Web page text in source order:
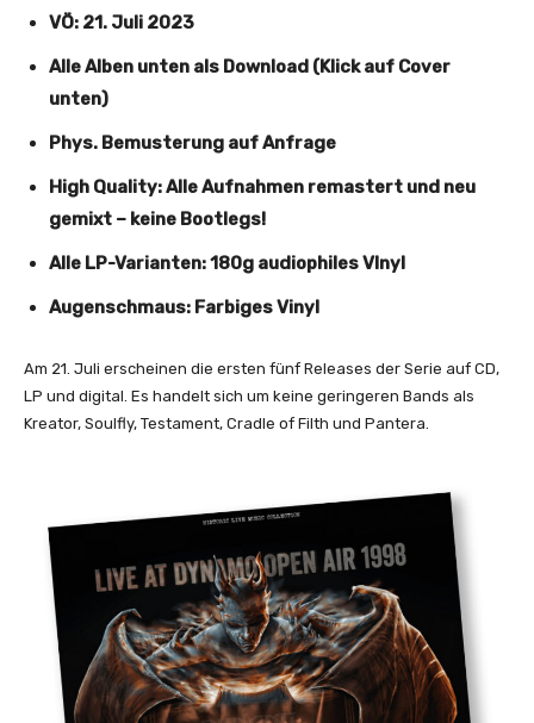
VÖ: 21. Juli 2023
Alle Alben unten als Download (Klick auf Cover
unten)
Phys. Bemusterung auf Anfrage
High Quality: Alle Aufnahmen remastert und neu
gemixt – keine Bootlegs!
Alle LP-Varianten: 180g audiophiles VInyl
Augenschmaus: Farbiges Vinyl
Am 21. Juli erscheinen die ersten fünf Releases der Serie auf CD,
LP und digital. Es handelt sich um keine geringeren Bands als
Kreator, Soulfly, Testament, Cradle of Filth und Pantera.